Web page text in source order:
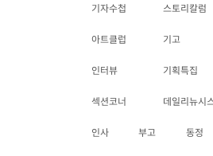
기자수첩 스토리칼럼
아트클럽 기고
인터뷰 기획특집
섹션코너 데일리뉴시
인사 부고 동정